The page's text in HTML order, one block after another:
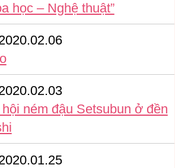
học – Nghệ thuật”
ném đậu Setsubun ở đền